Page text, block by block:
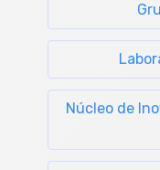
Núcleo de